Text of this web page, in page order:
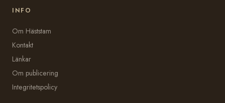
INFO
Om Häststam
Kontakt
Länkar
Om publicering
Integritetspolicy